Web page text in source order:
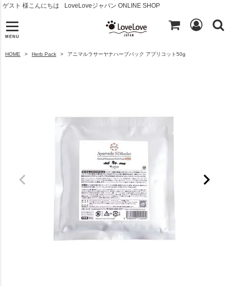
LoveLoveジャパン ONLINE SHOP
ゲスト 様こんにちは
MENU
HOME Herb Pack アニマルラサーヤナハーブパック アプリコット50g